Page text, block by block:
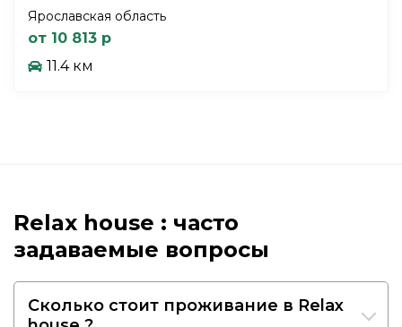
Ярославская область
от 10 813 р
11.4 км
Relax house : часто
задаваемые вопросы
Сколько стоит проживание в Relax